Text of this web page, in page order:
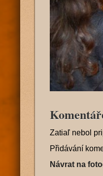
Zatiaľ nebol
Přidávání
Návrat na